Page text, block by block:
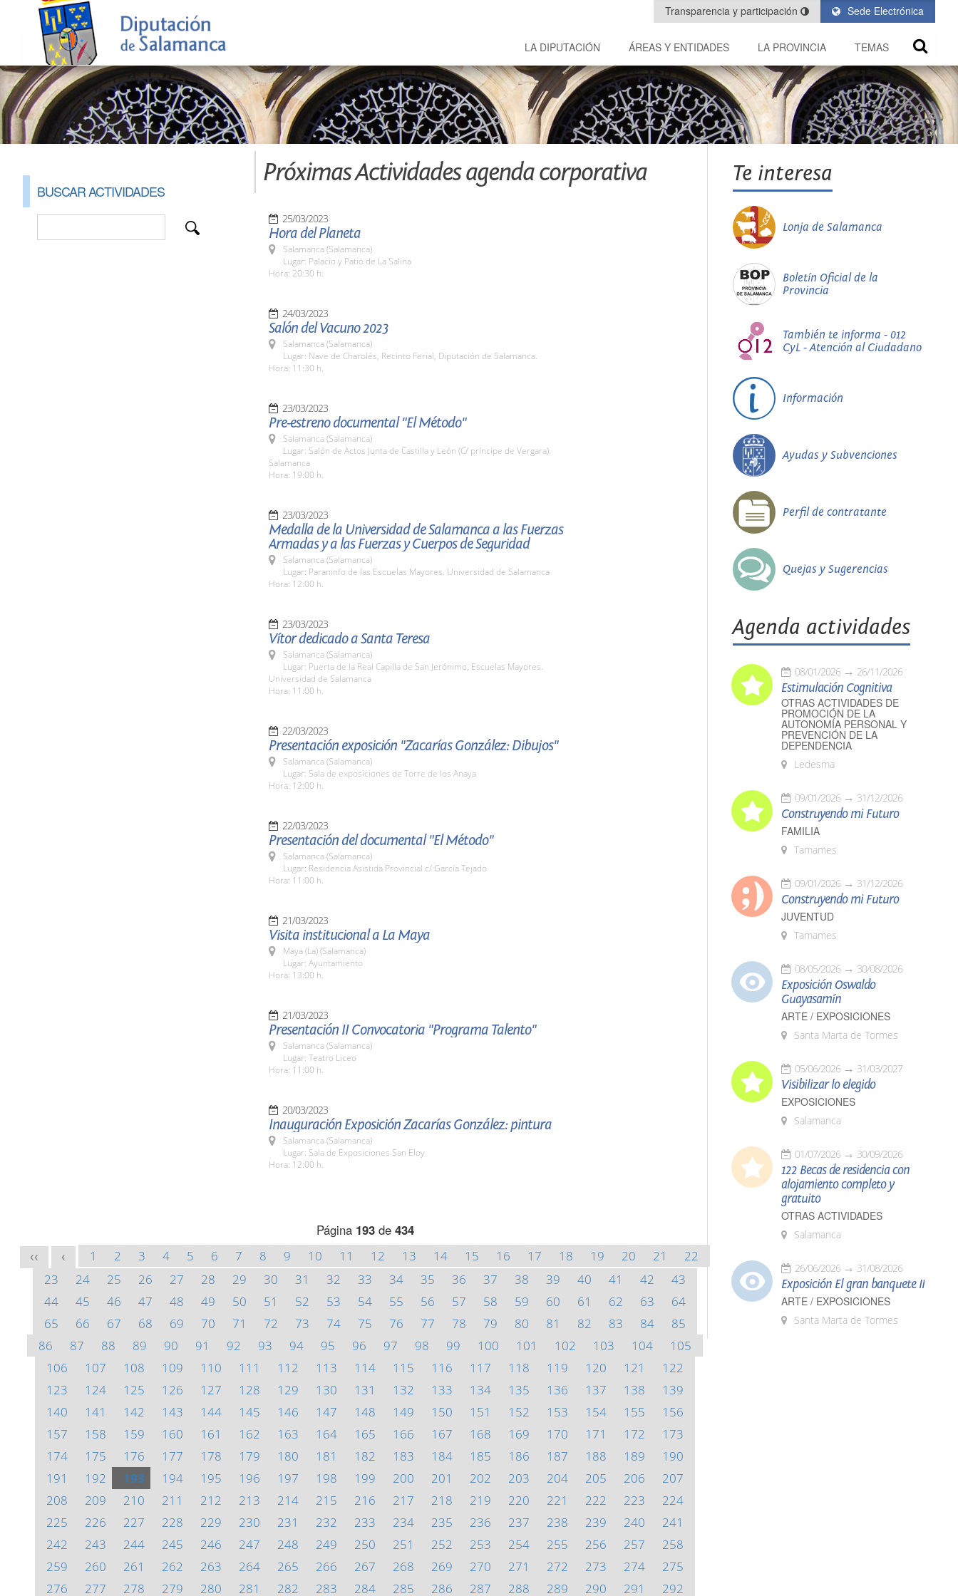
Sede Electrónica
Transparencia y participación
LA DIPUTACIÓN ÁREAS Y ENTIDADES LA PROVINCIA TEMAS
BUSCAR ACTIVIDADES
Próximas Actividades agenda corporativa
25/03/2023
Hora del Planeta
Salamanca (Salamanca)
Lugar: Palacio y Patio de La Salina
Hora: 20:30 h.
24/03/2023
Salón del Vacuno 2023
Salamanca (Salamanca)
Lugar: Nave de Charolés, Recinto Ferial, Diputación de Salamanca.
Hora: 11:30 h.
23/03/2023
Pre-estreno documental "El Método"
Salamanca (Salamanca)
Lugar: Salón de Actos Junta de Castilla y León (C/ príncipe de Vergara).
Salamanca
Hora: 19:00 h.
23/03/2023
Medalla de la Universidad de Salamanca a las Fuerzas
Armadas y a las Fuerzas y Cuerpos de Seguridad
Salamanca (Salamanca)
Lugar: Paraninfo de las Escuelas Mayores. Universidad de Salamanca
Hora: 12:00 h.
23/03/2023
Vítor dedicado a Santa Teresa
Salamanca (Salamanca)
Lugar: Puerta de la Real Capilla de San Jerónimo, Escuelas Mayores.
Universidad de Salamanca
Hora: 11:00 h.
22/03/2023
Presentación exposición "Zacarías González: Dibujos"
Salamanca (Salamanca)
Lugar: Sala de exposiciones de Torre de los Anaya
Hora: 12:00 h.
22/03/2023
Presentación del documental "El Método"
Salamanca (Salamanca)
Lugar: Residencia Asistida Provincial c/ García Tejado
Hora: 11:00 h.
21/03/2023
Visita institucional a La Maya
Maya (La) (Salamanca)
Lugar: Ayuntamiento
Hora: 13:00 h.
21/03/2023
Presentación II Convocatoria "Programa Talento"
Salamanca (Salamanca)
Lugar: Teatro Liceo
Hora: 11:00 h.
20/03/2023
Inauguración Exposición Zacarías González: pintura
Salamanca (Salamanca)
Lugar: Sala de Exposiciones San Eloy
Hora: 12:00 h.
Página 193de 434
<< < 1 2 3 4 5 6 7 8 9 10 11 12 13 14 15 16 17 18 19 20 21
22
23
24 25 26 27 28 29 30 31 32 33 34 35 36 37 38 39 40 41 42
43
44
45 46 47 48 49 50 51 52 53 54 55 56 57 58 59 60 61 62 63
64
65
66 67 68 69 70 71 72 73 74 75 76 77 78 79 80 81 82 83 84
85
86
87 88 89 90 91 92 93 94 95 96 97 98 99 100 101 102 103 104
105
106
107 108 109 110 111 112 113 114 115 116 117 118 119 120 121
122
123
124 125 126 127 128 129 130 131 132 133 134 135 136 137 138
139
140
141 142 143 144 145 146 147 148 149 150 151 152 153 154 155
156
157
158 159 160 161 162 163 164 165 166 167 168 169 170 171 172
173
174
175 176 177 178 179 180 181 182 183 184 185 186 187 188 189
190
191
192 193 194 195 196 197 198 199 200 201 202 203 204 205 206
207
208
209 210 211 212 213 214 215 216 217 218 219 220 221 222 223
224
225
226 227 228 229 230 231 232 233 234 235 236 237 238 239 240
241
242
243 244 245 246 247 248 249 250 251 252 253 254 255 256 257
258
259
260 261 262 263 264 265 266 267 268 269 270 271 272 273 274
275
276
277 278 279 280 281 282 283 284 285 286 287 288 289 290 291 292
Te interesa
Lonja de Salamanca
Boletín Oficial de la
Provincia
También te informa - 012
CyL - Atención al Ciudadano
Información
Ayudas y Subvenciones
Perfil de contratante
Quejas y Sugerencias
Agenda actividades
08/01/2026 26/11/2026
Estimulación Cognitiva
OTRAS ACTIVIDADES DE
PROMOCIÓN DE LA
AUTONOMÍA PERSONAL Y
PREVENCIÓN DE LA
DEPENDENCIA
Ledesma
09/01/2026 31/12/2026
Construyendo mi Futuro
FAMILIA
Tamames
09/01/2026 31/12/2026
Construyendo mi Futuro
JUVENTUD
Tamames
08/05/2026 30/08/2026
Exposición Oswaldo
Guayasamín
ARTE / EXPOSICIONES
Santa Marta de Tormes
05/06/2026 31/03/2027
Visibilizar lo elegido
EXPOSICIONES
Salamanca
01/07/2026 30/09/2026
122 Becas de residencia con
alojamiento completo y
gratuito
OTRAS ACTIVIDADES
Salamanca
26/06/2026 31/08/2026
Exposición El gran banquete II
ARTE / EXPOSICIONES
Santa Marta de Tormes